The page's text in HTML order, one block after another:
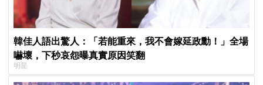
韓佳人語出驚人：「若能重來，我不會嫁延政勳！」全場
嚇壞，下秒哀怨曝真實原因笑翻
明星